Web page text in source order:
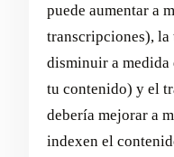
puede aumentar a
transcripciones), la
disminuir a
tu contenido) y el
debería mejorar a
indexen el